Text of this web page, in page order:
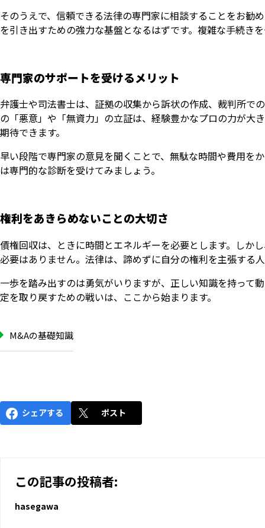
そのうえで、信頼できる法律の専門家に相談することをお勧
を引き出すための強力な基盤となるはずです。複雑な手続き
専門家のサポートを受けるメリット
弁護士や司法書士は、証拠の収集から訴状の作成、裁判所で
の「悪意」や「無資力」の立証は、経験豊かなプロの力が大
期待できます。
早い段階で専門家の意見を聞くことで、無駄な時間や費用を
は専門的な診断を受けてみましょう。
権利をあきらめないことの大切さ
債権回収は、ときに時間とエネルギーを必要とします。しか
必要はありません。法律は、諦めずに自分の権利を主張する
一歩を踏み出すのは勇気がいりますが、正しい知識を持って
定を取り戻すための戦いは、ここから始まります。
M&Aの基礎知識
シェアする ポスト
この記事の投稿者:
hasegawa